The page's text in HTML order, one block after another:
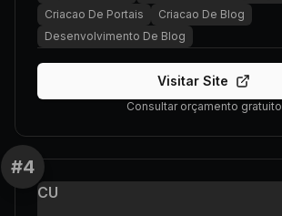
Criacao De Portais
Criacao De Blog
Desenvolvimento De Blog
Visitar Site
Consultar orçamento gratuito
#4
CU